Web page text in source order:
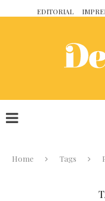
EDITORIAL
Home Tags